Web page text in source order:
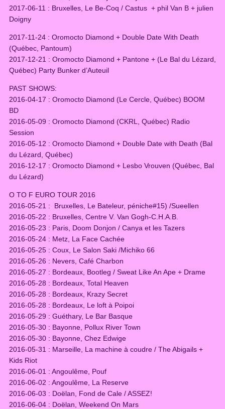
2017-06-11 : Bruxelles, Le Be-Coq / Castus + phil Van B + julien
Doigny
2017-11-24 : Oromocto Diamond + Double Date With Death
(Québec, Pantoum)
2017-12-21 : Oromocto Diamond + Pantone + (Le Bal du Lézard,
Québec) Party Bunker d’Auteuil
PAST SHOWS:
2016-04-17 : Oromocto Diamond (Le Cercle, Québec) BOOM
BD
2016-05-09 : Oromocto Diamond (CKRL, Québec) Radio
Session
2016-05-12 : Oromocto Diamond + Double Date with Death (Bal
du Lézard, Québec)
2016-12-17 : Oromocto Diamond + Lesbo Vrouven (Québec, Bal
du Lézard)
O TO F EURO TOUR 2016
2016-05-21 : Bruxelles, Le Bateleur, péniche#15) /Sueellen
2016-05-22 : Bruxelles, Centre V. Van Gogh-C.H.A.B.
2016-05-23 : Paris, Doom Donjon / Canya et les Tazers
2016-05-24 : Metz, La Face Cachée
2016-05-25 : Coux, Le Salon Saki /Michiko 66
2016-05-26 : Nevers, Café Charbon
2016-05-27 : Bordeaux, Bootleg / Sweat Like An Ape + Drame
2016-05-28 : Bordeaux, Total Heaven
2016-05-28 : Bordeaux, Krazy Secret
2016-05-28 : Bordeaux, Le loft à Poipoi
2016-05-29 : Guéthary, Le Bar Basque
2016-05-30 : Bayonne, Pollux River Town
2016-05-30 : Bayonne, Chez Edwige
2016-05-31 : Marseille, La machine à coudre / The Abigails +
Kids Riot
2016-06-01 : Angoulême, Pouf
2016-06-02 : Angoulême, L a Reserve
2016-06-03 : Doëlan, Fond de Cale / ASSEZ!
2016-06-04 : Doëlan, Weekend On Mars